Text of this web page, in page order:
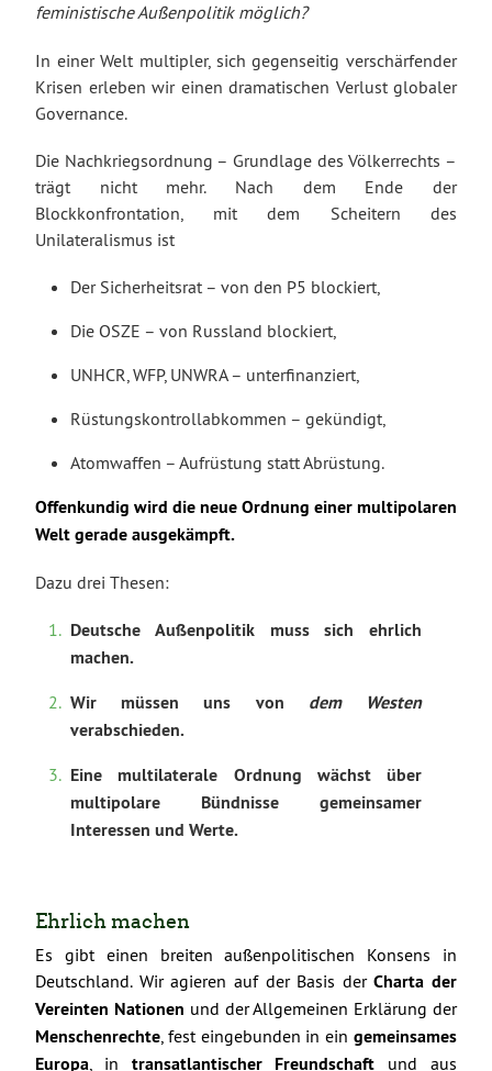
feministische Außenpolitik möglich?
In einer Welt multipler, sich gegenseitig verschärfender
Krisen erleben wir einen dramatischen Verlust globaler
Governance.
Die Nachkriegsordnung – Grundlage des Völkerrechts –
trägt nicht mehr. Nach dem Ende der
Blockkonfrontation, mit dem Scheitern des
Unilateralismus ist
Der Sicherheitsrat – von den P5 blockiert,
Die OSZE – von Russland blockiert,
UNHCR, WFP, UNWRA – unterfinanziert,
Rüstungskontrollabkommen – gekündigt,
Atomwaffen – Aufrüstung statt Abrüstung.
Offenkundig wird die neue Ordnung einer multipolaren
Welt gerade ausgekämpft.
Dazu drei Thesen:
Deutsche Außenpolitik muss sich ehrlich
machen.
Wir müssen uns von dem Westen
verabschieden.
Eine multilaterale Ordnung wächst über
multipolare Bündnisse gemeinsamer
Interessen und Werte.
Ehrlich machen
Es gibt einen breiten außenpolitischen Konsens in
Deutschland. Wir agieren auf der Basis derCharta der
Vereinten Nationen und der Allgemeinen Erklärung der
Menschenrechte , fest eingebunden in ein gemeinsames
Europa , in transatlantischer Freundschaft und aus